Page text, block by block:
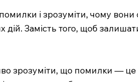
і зрозуміти, чому
Замість того, щоб
зрозуміти, що помилки —